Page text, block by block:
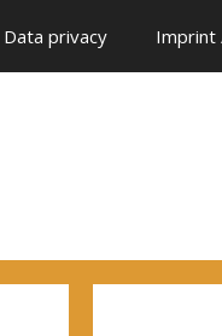
Data privacy Imprint